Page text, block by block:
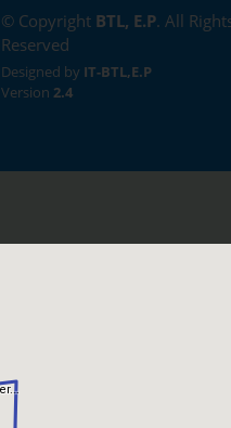
© Copyright BTL, E.P. All
Reserved
Designed by IT-BTL,E.P
Version 2.4